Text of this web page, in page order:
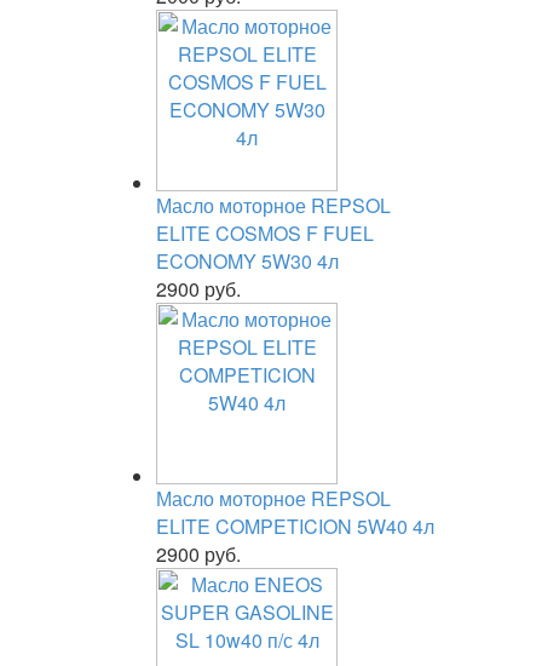
Масло моторное REPSOL
ELITE COSMOS F FUEL
ECONOMY 5W30 4л
2900 руб.
Масло моторное REPSOL
ELITE COMPETICION 5W40 4л
2900 руб.